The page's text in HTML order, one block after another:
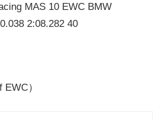
MAS 10 EWC BMW
2:08.282 40
EWC）